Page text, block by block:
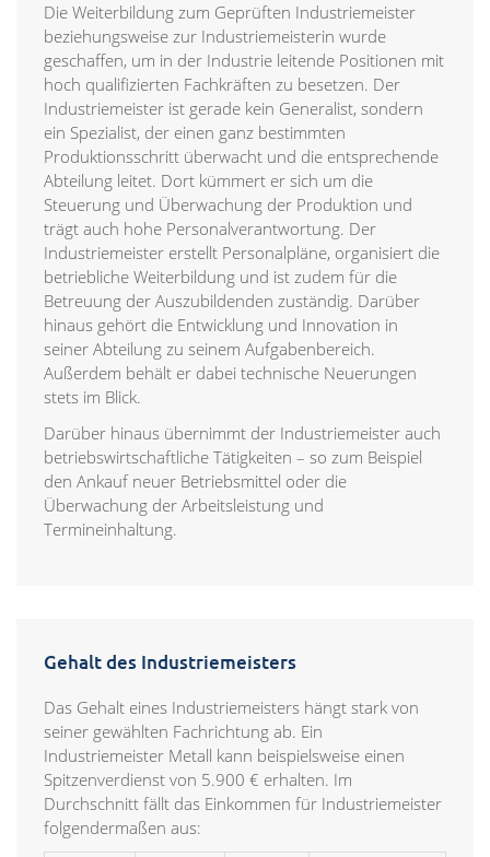
Die Weiterbildung zum Geprüften Industriemeister
beziehungsweise zur Industriemeisterin wurde
geschaffen, um in der Industrie leitende Positionen mit
hoch qualifizierten Fachkräften zu besetzen. Der
Industriemeister ist gerade kein Generalist, sondern
ein Spezialist, der einen ganz bestimmten
Produktionsschritt überwacht und die entsprechende
Abteilung leitet. Dort kümmert er sich um die
Steuerung und Überwachung der Produktion und
trägt auch hohe Personalverantwortung. Der
Industriemeister erstellt Personalpläne, organisiert die
betriebliche Weiterbildung und ist zudem für die
Betreuung der Auszubildenden zuständig. Darüber
hinaus gehört die Entwicklung und Innovation in
seiner Abteilung zu seinem Aufgabenbereich.
Außerdem behält er dabei technische Neuerungen
stets im Blick.
Darüber hinaus übernimmt der Industriemeister auch
betriebswirtschaftliche Tätigkeiten – so zum Beispiel
den Ankauf neuer Betriebsmittel oder die
Überwachung der Arbeitsleistung und
Termineinhaltung.
Gehalt des Industriemeisters
Das Gehalt eines Industriemeisters hängt stark von
seiner gewählten Fachrichtung ab. Ein
Industriemeister Metall kann beispielsweise einen
Spitzenverdienst von 5.900 € erhalten. Im
Durchschnitt fällt das Einkommen für Industriemeister
folgendermaßen aus: